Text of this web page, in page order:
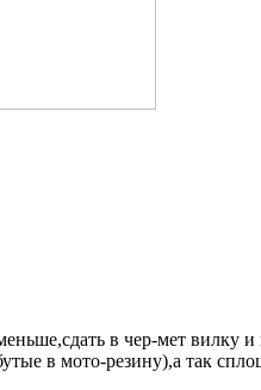
в чер-мет вилку и
в мото-резину),а так